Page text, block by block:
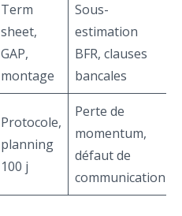
Term
sheet,
GAP,
montage
Sous-
estimation
BFR, clauses
bancales
Protocole,
planning
100 j
Perte de
momentum,
défaut de
communication